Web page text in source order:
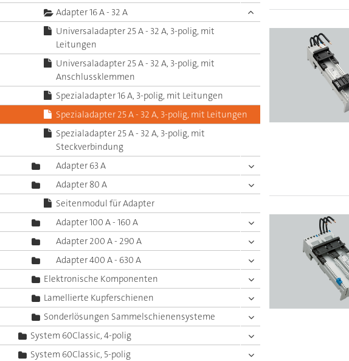
Adapter 16 A - 32 A
Universaladapter 25 A - 32 A, 3-polig, mit
Leitungen
Universaladapter 25 A - 32 A, 3-polig, mit
Anschlussklemmen
Spezialadapter 16 A, 3-polig, mit Leitungen
Spezialadapter 25 A - 32 A, 3-polig, mit Leitungen
Spezialadapter 25 A - 32 A, 3-polig, mit
Steckverbindung
Adapter 63 A
Adapter 80 A
Seitenmodul für Adapter
Adapter 100 A - 160 A
Adapter 200 A - 290 A
Adapter 400 A - 630 A
Elektronische Komponenten
Lamellierte Kupferschienen
Sonderlösungen Sammelschienensysteme
System 60Classic, 4-polig
System 60Classic, 5-polig